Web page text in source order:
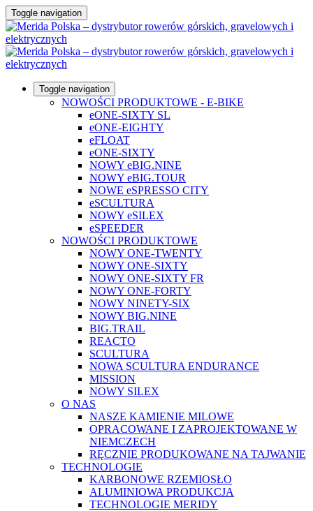
Toggle navigation
Toggle navigation
NOWOŚCI PRODUKTOWE - E-BIKE
eONE-SIXTY SL
eONE-EIGHTY
eFLOAT
eONE-SIXTY
NOWY eBIG.NINE
NOWY eBIG.TOUR
NOWE eSPRESSO CITY
eSCULTURA
NOWY eSILEX
eSPEEDER
NOWOŚCI PRODUKTOWE
NOWY ONE-TWENTY
NOWY ONE-SIXTY
NOWY ONE-SIXTY FR
NOWY ONE-FORTY
NOWY NINETY-SIX
NOWY BIG.NINE
BIG.TRAIL
REACTO
SCULTURA
NOWA SCULTURA ENDURANCE
MISSION
NOWY SILEX
O NAS
NASZE KAMIENIE MILOWE
OPRACOWANE I ZAPROJEKTOWANE W
NIEMCZECH
RĘCZNIE PRODUKOWANE NA TAJWANIE
TECHNOLOGIE
KARBONOWE RZEMIOSŁO
ALUMINIOWA PRODUKCJA
TECHNOLOGIE MERIDY